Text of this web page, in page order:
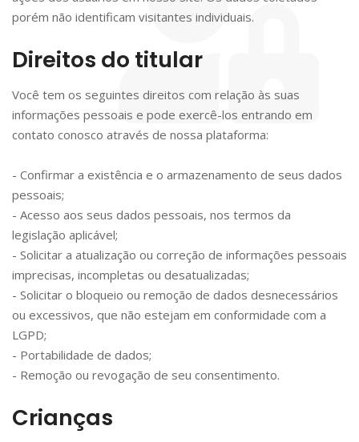
porém não identificam visitantes individuais.
Direitos do titular
Você tem os seguintes direitos com relação às suas
informações pessoais e pode exercê-los entrando em
contato conosco através de nossa plataforma:
- Confirmar a existência e o armazenamento de seus dados
pessoais;
- Acesso aos seus dados pessoais, nos termos da
legislação aplicável;
- Solicitar a atualização ou correção de informações pessoais
imprecisas, incompletas ou desatualizadas;
- Solicitar o bloqueio ou remoção de dados desnecessários
ou excessivos, que não estejam em conformidade com a
LGPD;
- Portabilidade de dados;
- Remoção ou revogação de seu consentimento.
Crianças